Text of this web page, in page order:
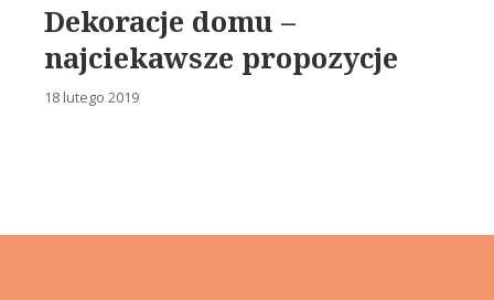
Dekoracje domu –
najciekawsze propozycje
18 lutego 2019